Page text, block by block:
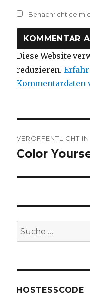
Benachrichtige
Diese Website
reduzieren.
Kommentardaten
VERÖFFENTLICHT IN
Color
Suche
nach:
HOSTESSCODE